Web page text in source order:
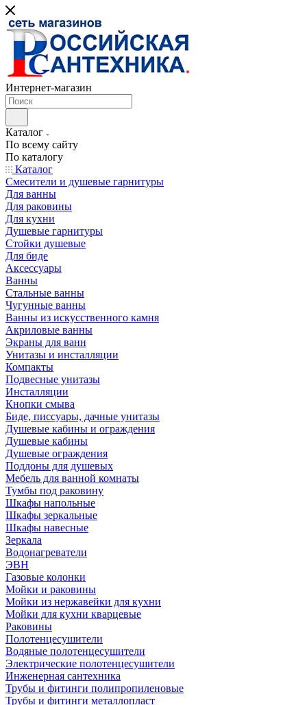
Интернет-магазин
Каталог
По всему сайту
По каталогу
Каталог
Смесители и душевые гарнитуры
Для ванны
Для раковины
Для кухни
Душевые гарнитуры
Стойки душевые
Для биде
Аксессуары
Ванны
Стальные ванны
Чугунные ванны
Ванны из искусственного камня
Акриловые ванны
Экраны для ванн
Унитазы и инсталляции
Компакты
Подвесные унитазы
Инсталляции
Кнопки смыва
Биде, писсуары, дачные унитазы
Душевые кабины и ограждения
Душевые кабины
Душевые ограждения
Поддоны для душевых
Мебель для ванной комнаты
Тумбы под раковину
Шкафы напольные
Шкафы зеркальные
Шкафы навесные
Зеркала
Водонагреватели
ЭВН
Газовые колонки
Мойки и раковины
Мойки из нержавейки для кухни
Мойки для кухни кварцевые
Раковины
Полотенцесушители
Водяные полотенцесушители
Электрические полотенцесушители
Инженерная сантехника
Трубы и фитинги полипропиленовые
Трубы и фитинги металлопласт